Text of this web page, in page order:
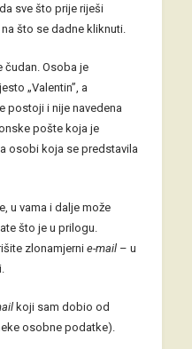
sve što prije riješi
što se dadne kliknuti.
čudan. Osoba je
„Valentin”, a
postoji i nije navedena
pošte koja je
osobi koja se predstavila
u vama i dalje može
što je u prilogu.
zlonamjernie-mail– u
koji sam dobio od
osobne podatke).